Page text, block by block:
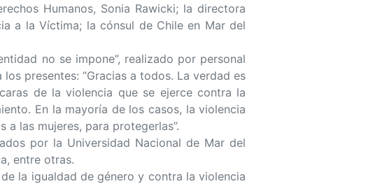
Humanos, Sonia Rawicki; la directora
a la Víctima; la cónsul de Chile en Mar del
no se impone”, realizado por personal
presentes: “Gracias a todos. La verdad es
de la violencia que se ejerce contra la
En la mayoría de los casos, la violencia
las mujeres, para protegerlas”.
por la Universidad Nacional de Mar del
entre otras.
la igualdad de género y contra la violencia